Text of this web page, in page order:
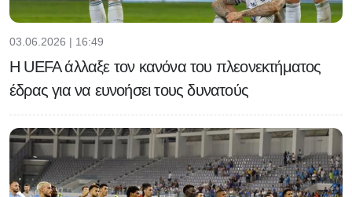
03.06.2026 | 16:49
H UEFA άλλαξε τον κανόνα του πλεονεκτήματος
έδρας για να ευνοήσει τους δυνατούς